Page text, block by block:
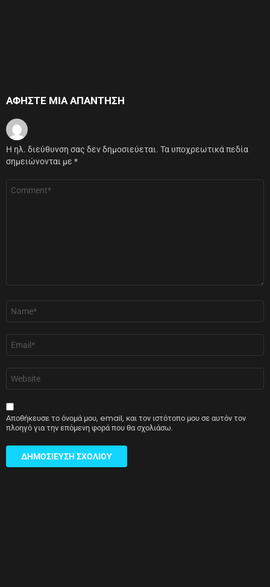
ΑΦΉΣΤΕ ΜΙΑ ΑΠΆΝΤΗΣΗ
Η ηλ. διεύθυνση σας δεν δημοσιεύεται. Τα υποχρεωτικά πεδία
σημειώνονται με *
Σχόλιο
Όνομα
Email
Ιστότοπος
Αποθήκευσε το όνομά μου, email, και τον ιστότοπο μου σε αυτόν τον
πλοηγό για την επόμενη φορά που θα σχολιάσω.